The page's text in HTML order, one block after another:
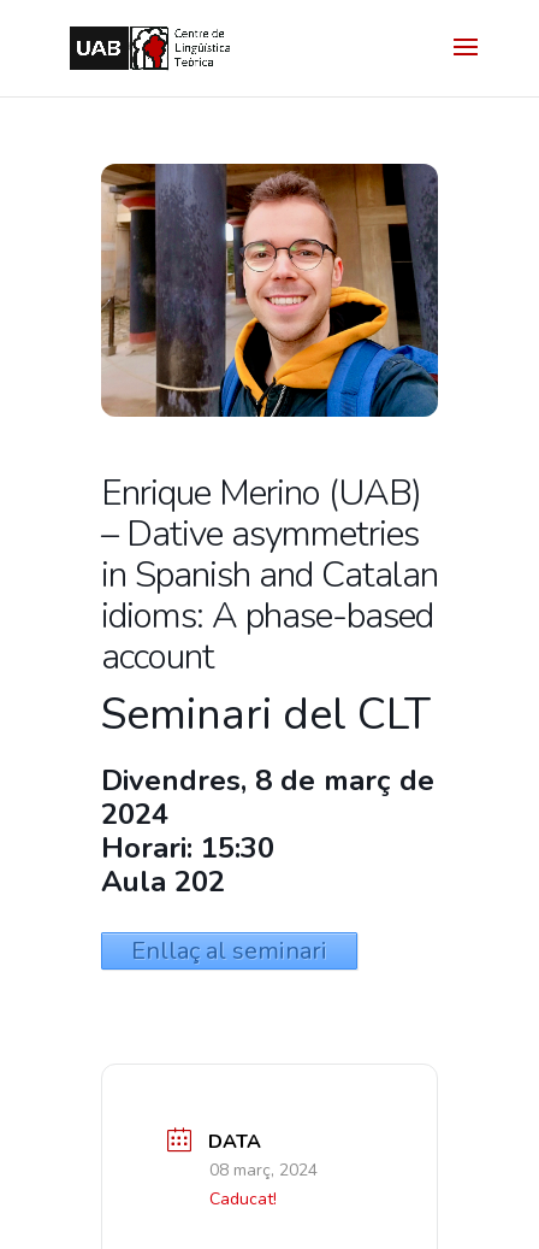
Enrique Merino (UAB)
– Dative asymmetries
in Spanish and Catalan
idioms: A phase-based
account
Seminari del CLT
Divendres, 8 de març de
2024
Horari: 15:30
Aula 202
Enllaç al seminari
DATA
08 març, 2024
Caducat!